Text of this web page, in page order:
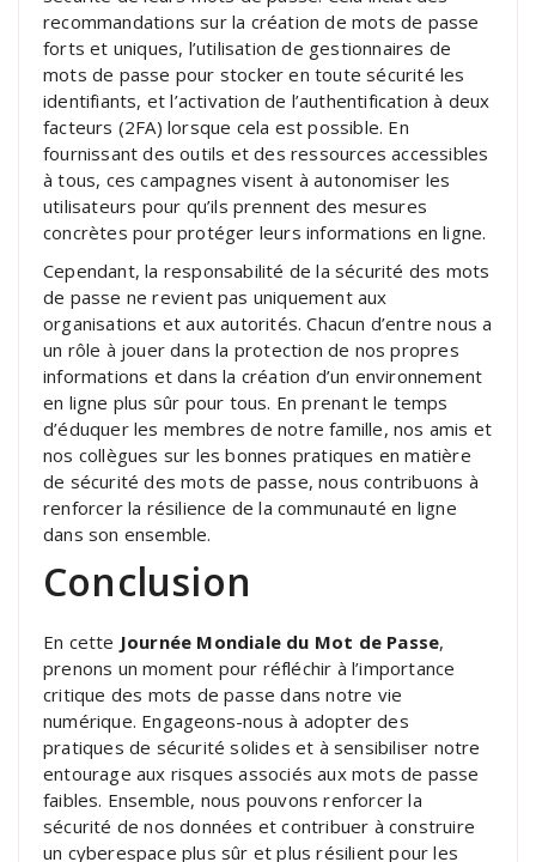
recommandations sur la création de mots de passe
forts et uniques, l’utilisation de gestionnaires de
mots de passe pour stocker en toute sécurité les
identifiants, et l’activation de l’authentification à deux
facteurs (2FA) lorsque cela est possible. En
fournissant des outils et des ressources accessibles
à tous, ces campagnes visent à autonomiser les
utilisateurs pour qu’ils prennent des mesures
concrètes pour protéger leurs informations en ligne.
Cependant, la responsabilité de la sécurité des mots
de passe ne revient pas uniquement aux
organisations et aux autorités. Chacun d’entre nous a
un rôle à jouer dans la protection de nos propres
informations et dans la création d’un environnement
en ligne plus sûr pour tous. En prenant le temps
d’éduquer les membres de notre famille, nos amis et
nos collègues sur les bonnes pratiques en matière
de sécurité des mots de passe, nous contribuons à
renforcer la résilience de la communauté en ligne
dans son ensemble.
Conclusion
En cette Journée Mondiale du Mot de Passe,
prenons un moment pour réfléchir à l’importance
critique des mots de passe dans notre vie
numérique. Engageons-nous à adopter des
pratiques de sécurité solides et à sensibiliser notre
entourage aux risques associés aux mots de passe
faibles. Ensemble, nous pouvons renforcer la
sécurité de nos données et contribuer à construire
un cyberespace plus sûr et plus résilient pour les